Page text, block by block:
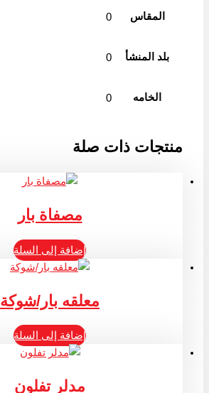
المقاس 0
بلد المنشأ 0
الخامه 0
منتجات ذات صلة
مصفاة بار
إضافة إلى السلة
معلقه بار/شوكة
إضافة إلى السلة
مدلر تفلون